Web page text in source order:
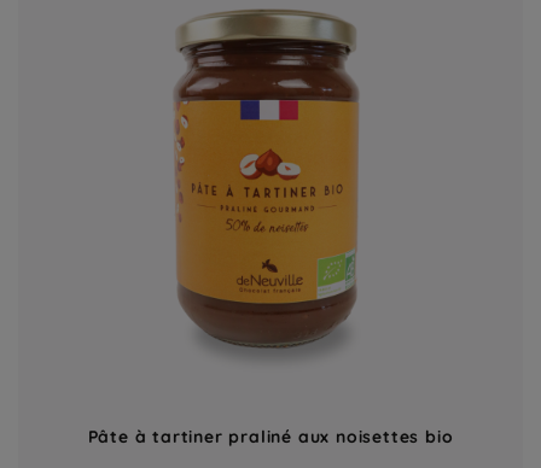
Pâte à tartiner praliné aux noisettes bio